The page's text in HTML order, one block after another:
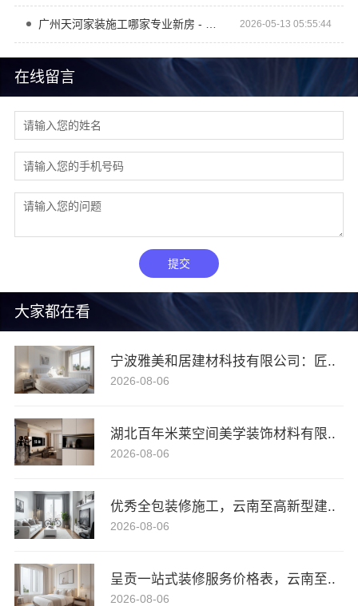
大家都在看
宁波雅美和居建材科技有限公司：匠..
2026-08-06
湖北百年米莱空间美学装饰材料有限..
2026-08-06
优秀全包装修施工，云南至高新型建..
2026-08-06
呈贡一站式装修服务价格表，云南至..
2026-08-06
在线留言
提交
广州天河家装施工哪家专业新房 - 精匠饰家 2026-05-13 05:55:44